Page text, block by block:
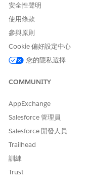
在您開始之前,請確認已
輸出。
在提示詞產生器中,開
新增所需動作 (例如
設定第一個動作以產
選取第二個動作。
範例
提示執行時,第一個動作
安全性聲明
使用條款
參與原則
Cookie 偏好設定中心
您的隱私選擇
COMMUNITY
AppExchange
Salesforce 管理員
Salesforce 開發人員
Trailhead
訓練
Trust